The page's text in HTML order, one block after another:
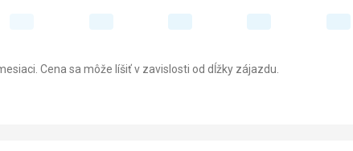
Cena sa môže líšiť v zavislosti od dĺžky zájazdu.